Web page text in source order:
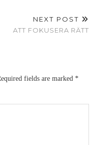
NEXT POST
ATT FOKUSERA RÄTT
fields are marked *